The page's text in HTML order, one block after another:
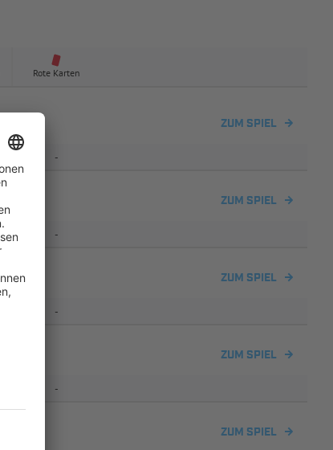
Rote Karten
ZUM SPIEL
-
ZUM SPIEL
-
ZUM SPIEL
-
ZUM SPIEL
-
ZUM SPIEL